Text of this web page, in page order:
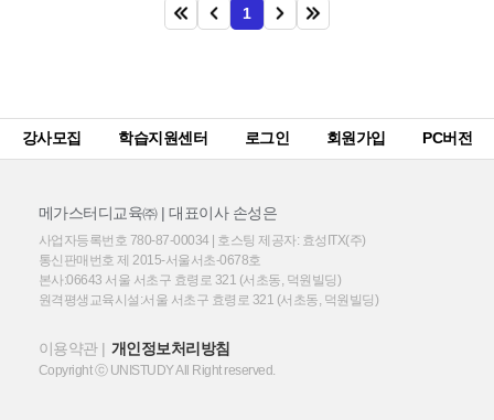
1
강사모집 학습지원센터 로그인 회원가입 PC버전
메가스터디교육㈜ | 대표이사 손성은
사업자등록번호 780-87-00034 | 호스팅 제공자: 효성ITX(주)
통신판매번호 제 2015-서울서초-0678호
본사:06643 서울 서초구 효령로 321 (서초동, 덕원빌딩)
원격평생교육시설:서울 서초구 효령로 321 (서초동, 덕원빌딩)
이용약관 개인정보처리방침
Copyright ⓒ UNISTUDY All Right reserved.